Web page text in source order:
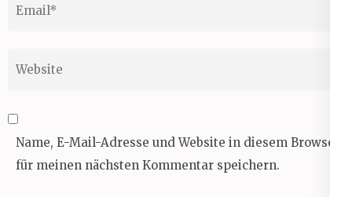
Name, E-Mail-Adresse und Website in diesem Browser
für meinen nächsten Kommentar speichern.